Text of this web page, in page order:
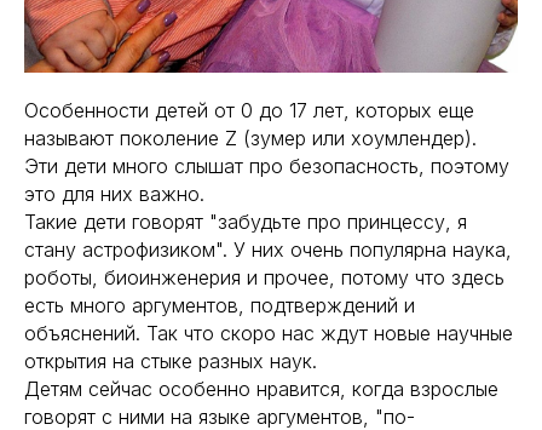
Особенности детей от 0 до 17 лет, которых еще
называют поколение Z (зумер или хоумлендер).
Эти дети много слышат про безопасность, поэтому
это для них важно.
Такие дети говорят "забудьте про принцессу, я
стану астрофизиком". У них очень популярна наука,
роботы, биоинженерия и прочее, потому что здесь
есть много аргументов, подтверждений и
объяснений. Так что скоро нас ждут новые научные
открытия на стыке разных наук.
Детям сейчас особенно нравится, когда взрослые
говорят с ними на языке аргументов, "по-